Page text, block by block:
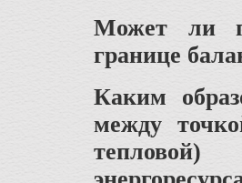
Может ли
границе
Каким
между